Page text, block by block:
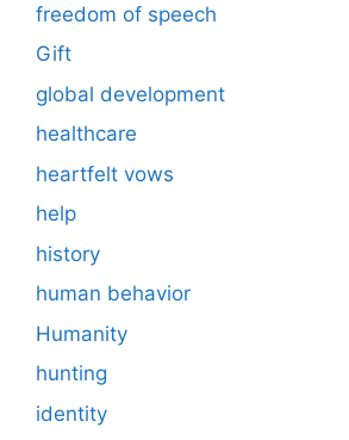
freedom of speech
Gift
global development
healthcare
heartfelt vows
help
history
human behavior
Humanity
hunting
identity